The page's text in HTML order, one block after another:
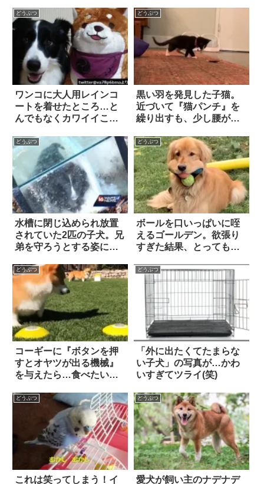
どうぶつ
ワンコに大人用レインコ
ートを着せたところ…と
んでもなくカワイイこと
どうぶつ
黒い羽を発見した子猫。
近づいて『猫パンチ』を
繰り出すも、少し腰が引
し離れたところで…！？
どうぶつ
水槽に閉じ込められ放置
されていた2匹の子犬。兄
弟を守ろうとする姿に胸
どうぶつ
ボールを口いっぱいに咥
えるゴールデン。欲張り
すぎた結果、とっても変
う…！！
どうぶつ
コーギーに『ボタンを押
すとオヤツが出る機械』
を与えたら…食べたいの
に！？
どうぶつ
「外に出たくてたまらな
い子犬」の写真が…かわ
いすぎてツライ(笑)
どうぶつ
これは笑ってしまう！イ
どうぶつ
愛犬が飼い主のナデナデ